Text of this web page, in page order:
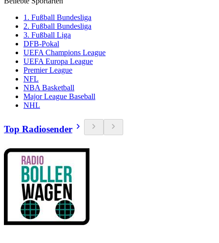
1. Fußball Bundesliga
2. Fußball Bundesliga
3. Fußball Liga
DFB-Pokal
UEFA Champions League
UEFA Europa League
Premier League
NFL
NBA Basketball
Major League Baseball
NHL
Top Radiosender